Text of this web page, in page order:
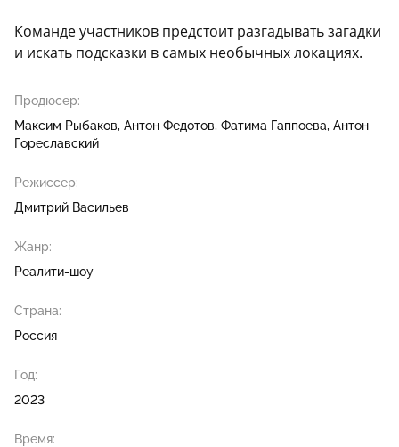
Команде участников предстоит разгадывать загадки
и искать подсказки в самых необычных локациях.
Продюсер:
Максим Рыбаков Антон Федотов Фатима Гаппоева Антон
Гореславский
Режиссер:
Дмитрий Васильев
Жанр:
Реалити-шоу
Страна:
Россия
Год:
2023
Время: